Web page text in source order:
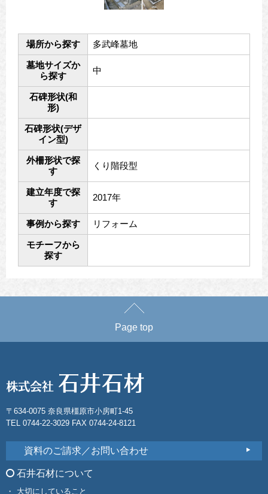
場所から探す 多武峰墓地
墓地サイズか
ら探す
中
石碑形状(和
形)
石碑形状(デザ
イン型)
外柵形状で探
す
くり階段型
建立年度で探
す
2017年
事例から探す リフォーム
モチーフから
探す
Page top
〒634-0075 奈良県橿原市小房町1-45
TEL 0744-22-3029 FAX 0744-24-8121
資料のご請求／お問い合わせ
石井石材について
大切にしていること